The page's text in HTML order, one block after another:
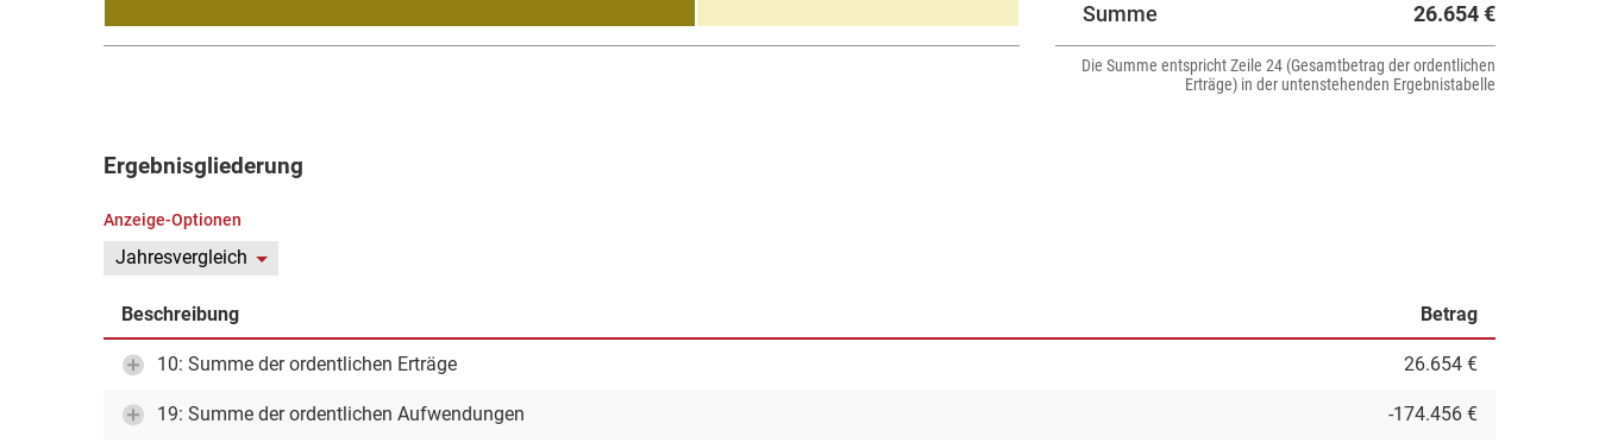
Summe 26.654 €
Die Summe entspricht Zeile 24 (Gesamtbetrag der ordentlichen
Erträge) in der untenstehenden Ergebnistabelle
Ergebnisgliederung
Anzeige-Optionen
Jahresvergleich
Beschreibung Betrag
10: Summe der ordentlichen Erträge 26.654 €
19: Summe der ordentlichen Aufwendungen -174.456 €